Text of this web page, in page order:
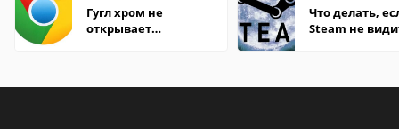
Гугл хром не
открывает
Что делать,
Steam не